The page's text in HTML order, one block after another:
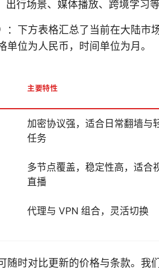
行场景、媒体播放、跨境学习等
：下方表格汇总了当前在大陆市
位为人民币，时间单位为月。
主要特性
加密协议强，适合日常翻墙与
任务
多节点覆盖，稳定性高，适合
直播
代理与 VPN 组合，灵活切换
随时对比更新的价格与条款。我